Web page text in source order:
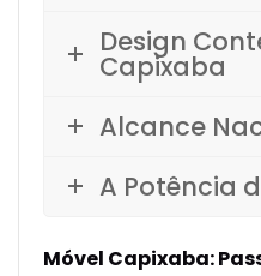
Design
Capixaba
Alcance
A Potência
Móvel Capixaba: